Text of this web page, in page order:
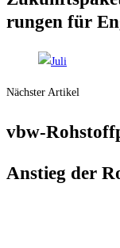
run­gen für
Nächster Artikel
vbw-
Anstieg der